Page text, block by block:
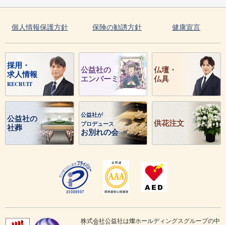
個人情報保護方針 保険の勧誘方針 健康宣言
採用・
求人情報
RECRUIT
公益社の
エンバーミング
仏壇・
仏具
公益社の
社葬
公益社が
プロデュース
お別れの会
供花注文
株式会社公益社は燦ホールディングスグループの中